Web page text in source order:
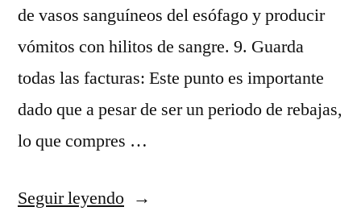
de vasos sanguíneos del esófago y producir
vómitos con hilitos de sangre. 9. Guarda
todas las facturas: Este punto es importante
dado que a pesar de ser un periodo de rebajas,
lo que compres …
Seguir leyendo«camiseta